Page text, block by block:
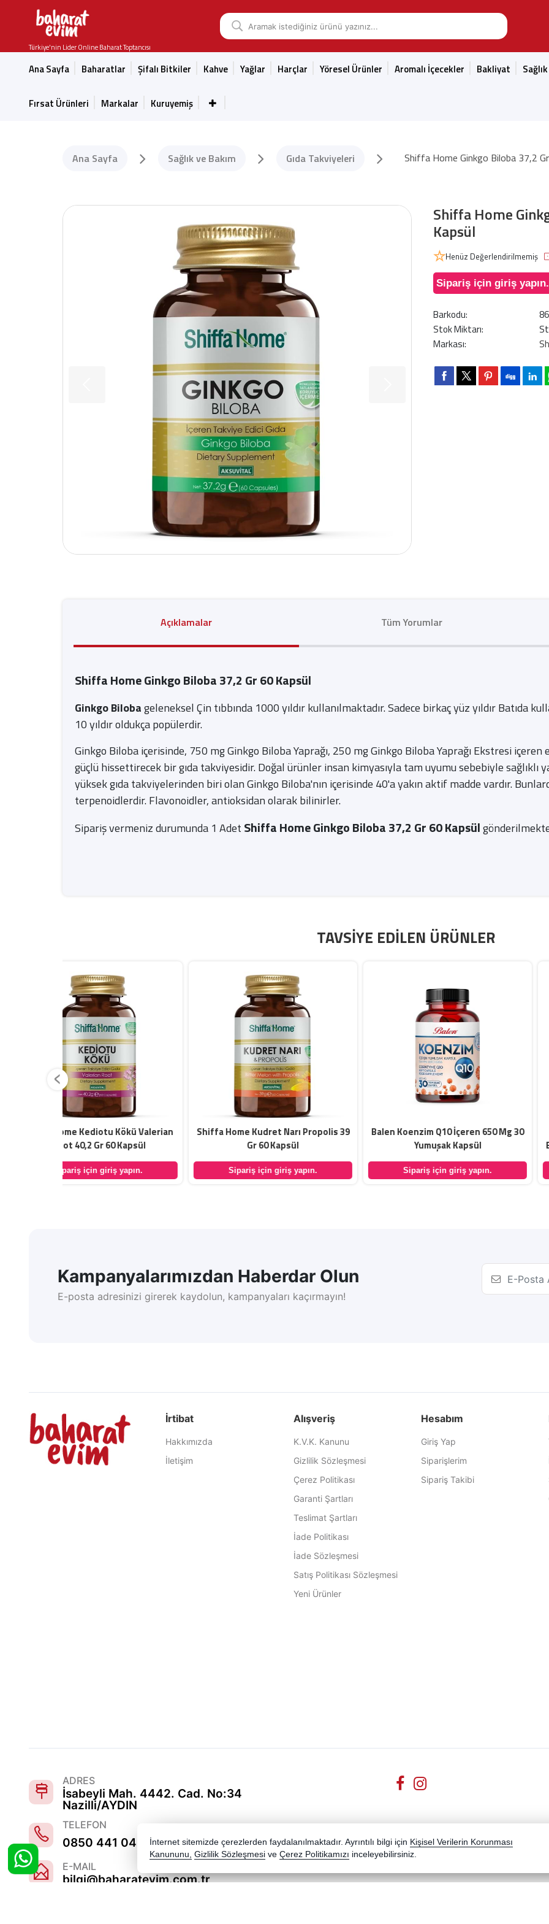
Türkiye'nin Lider Online Baharat Toptancısı
Ana Sayfa Baharatlar Şifalı Bitkiler Kahve Yağlar Harçlar Yöresel Ürünler Aromalı İçecekler Bakliyat
Fırsat Ürünleri Markalar Kuruyemiş
Ana Sayfa Sağlık ve Bakım Gıda Takviyeleri Shiffa Home Ginkgo Biloba 37,2
Shiffa Home
Kapsül
Henüz Değerlendirilmemiş
Sipariş için giriş yapın.
Barkodu:
Stok Miktarı:
Markası:
Açıklamalar Tüm Yorumlar
Shiffa Home Ginkgo Biloba 37,2 Gr 60 Kapsül
Ginkgo Bilobageleneksel Çin tıbbında 1000 yıldır kullanılmaktadır. Sadece birkaç yüz yıldır Batıda
10 yıldır oldukça popülerdir.
Ginkgo Biloba içerisinde, 750 mg Ginkgo Biloba Yaprağı, 250 mg Ginkgo Biloba Yaprağı Ekstresi
güçlü hissettirecek bir gıda takviyesidir. Doğal ürünler insan kimyasıyla tam uyumu sebebiyle sağlıklı
yüksek gıda takviyelerinden biri olan Ginkgo Biloba'nın içerisinde 40'a yakın aktif madde vardır.
terpenoidlerdir. Flavonoidler, antioksidan olarak bilinirler.
Sipariş vermeniz durumunda 1 Adet Shiffa Home Ginkgo Biloba 37,2 Gr 60 Kapsül
TAVSIYE EDILEN ÜRÜNLER
Shiffa Home Kudret Narı Propolis 39
Gr 60 Kapsül
Sipariş için giriş yapın.
Balen Koenzim Q10 İçeren 650 Mg 30
Yumuşak Kapsül
Sipariş için giriş yapın.
Shiffa Home 5 HTP
Ekstresi&Vitamin B6 18 Gr 60
Sipariş için giriş yapın.
‹
Kampanyalarımızdan Haberdar Olun
E-posta adresinizi girerek kaydolun, kampanyaları kaçırmayın!
İrtibat
Hakkımızda
İletişim
Alışveriş
K.V.K. Kanunu
Gizlilik Sözleşmesi
Çerez Politikası
Garanti Şartları
Teslimat Şartları
İade Politikası
İade Sözleşmesi
Satış Politikası Sözleşmesi
Yeni Ürünler
Hesabım
Giriş Yap
Siparişlerim
Sipariş Takibi
ADRES
İsabeyli Mah. 4442. Cad. No:34
Nazilli/AYDIN
TELEFON
0850 441 0486
E-MAIL
bilgi@baharatevim.com.tr
İnternet sitemizde çerezlerden faydalanılmaktadır. Ayrıntılı bilgi için Kişisel Verilerin Korunması
Kanununu, Gizlilik Sözleşmesi ve Çerez Politikamızı inceleyebilirsiniz.